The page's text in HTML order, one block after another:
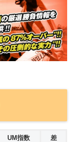
UM指数 差